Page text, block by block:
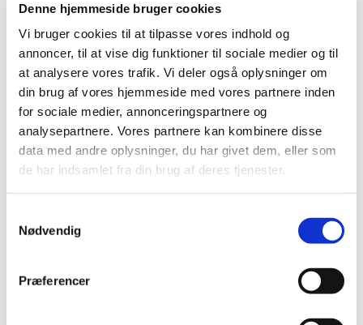
Denne hjemmeside bruger cookies
Vi bruger cookies til at tilpasse vores indhold og
annoncer, til at vise dig funktioner til sociale medier og til
at analysere vores trafik. Vi deler også oplysninger om
din brug af vores hjemmeside med vores partnere inden
for sociale medier, annonceringspartnere og
analysepartnere. Vores partnere kan kombinere disse
data med andre oplysninger, du har givet dem, eller som
de har indsamlet fra din brug af deres tjenester.
Nødvendig
Præferencer
2023 (195)
2022 (197)
2021 (516)
2020 (263)
2019 (159)
december (11)
november (23)
oktober (20)
juli (14)
april (9)